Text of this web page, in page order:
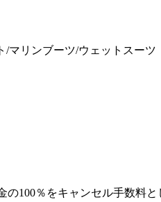
/マリンブーツ/ウェットスー
100％をキャンセル手数料と